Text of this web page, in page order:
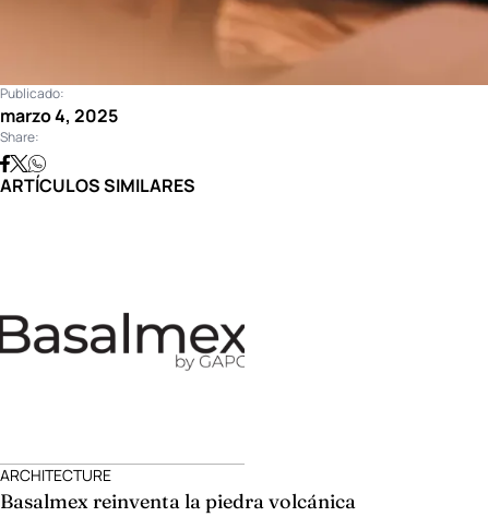
Publicado:
marzo 4, 2025
Share:
ARTÍCULOS SIMILARES
ARCHITECTURE
Basalmex reinventa la piedra volcánica